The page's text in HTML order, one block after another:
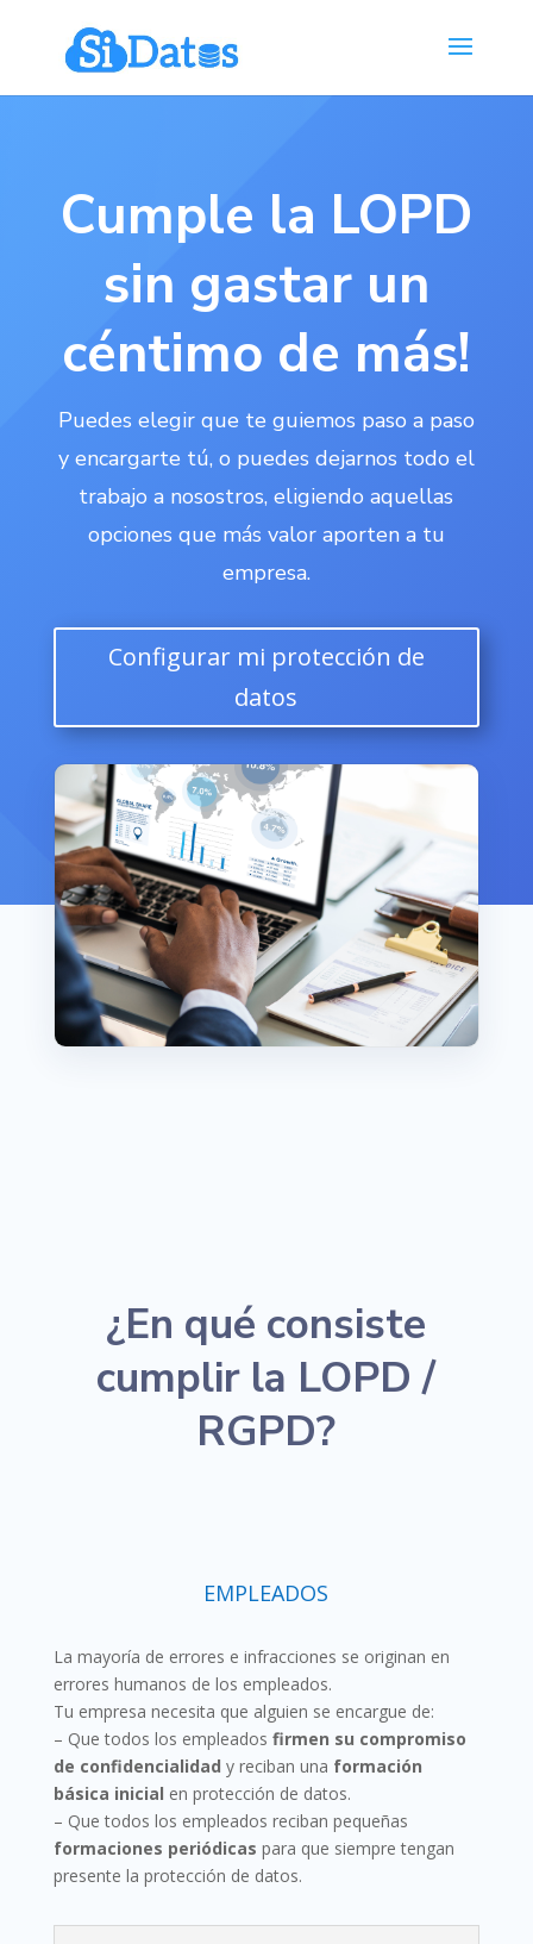
Cumple la LOPD
sin gastar un
céntimo de más!
Puedes elegir que te guiemos paso a paso
y encargarte tú, o puedes dejarnos todo el
trabajo a nosostros, eligiendo aquellas
opciones que más valor aporten a tu
empresa.
Configurar mi protección de
datos
¿En qué consiste
cumplir la LOPD /
RGPD?
EMPLEADOS
La mayoría de errores e infracciones se originan en
errores humanos de los empleados.
Tu empresa necesita que alguien se encargue de:
– Que todos los empleados firmen su compromiso
de confidencialidad y reciban una formación
básica inicial en protección de datos.
– Que todos los empleados reciban pequeñas
formaciones periódicas para que siempre tengan
presente la protección de datos.